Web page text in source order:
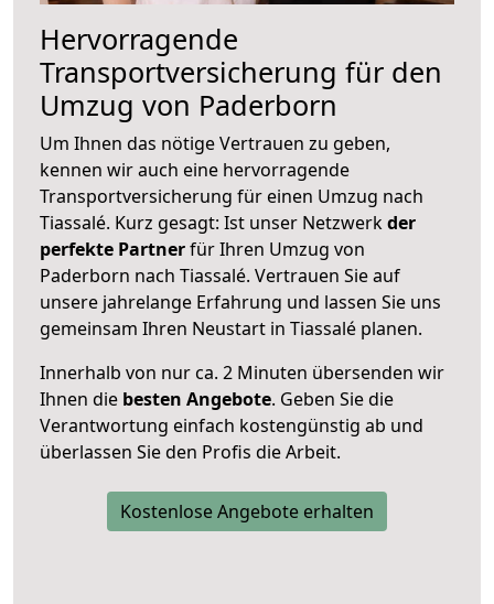
Hervorragende
Transportversicherung für den
Umzug von Paderborn
Um Ihnen das nötige Vertrauen zu geben,
kennen wir auch eine hervorragende
Transportversicherung für einen Umzug nach
Tiassalé. Kurz gesagt: Ist unser Netzwerkder
perfekte Partnerfür Ihren Umzug von
Paderborn nach Tiassalé. Vertrauen Sie auf
unsere jahrelange Erfahrung und lassen Sie uns
gemeinsam Ihren Neustart in Tiassalé planen.
Innerhalb von nur ca. 2 Minuten übersenden wir
Ihnen die besten Angebote. Geben Sie die
Verantwortung einfach kostengünstig ab und
überlassen Sie den Profis die Arbeit.
Kostenlose Angebote erhalten